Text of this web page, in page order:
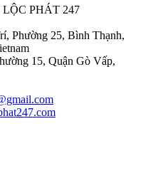
PHÁT 247
Phường 25, Bình Thạnh,
15, Quận Gò Vấp,